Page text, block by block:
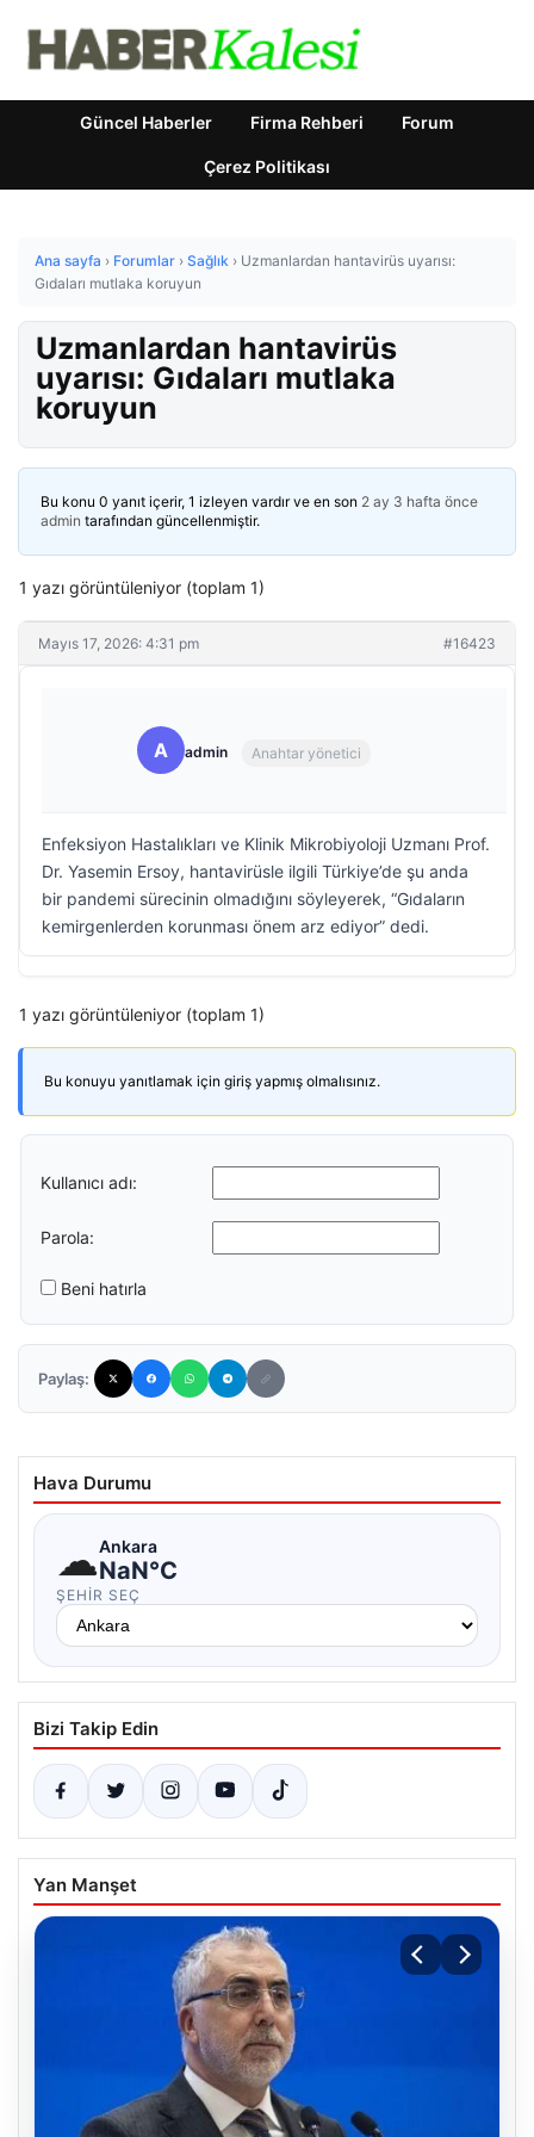
Güncel Haberler Firma Rehberi Forum
Çerez Politikası
Ana sayfa › Forumlar › Sağlık › Uzmanlardan hantavirüs uyarısı:
Gıdaları mutlaka koruyun
Uzmanlardan hantavirüs
uyarısı: Gıdaları mutlaka
koruyun
Bu konu 0 yanıt içerir, 1 izleyen vardır ve en son 2 ay 3 hafta önce
admin tarafından güncellenmiştir.
1 yazı görüntüleniyor (toplam 1)
Mayıs 17, 2026: 4:31 pm #16423
A admin Anahtar yönetici
Enfeksiyon Hastalıkları ve Klinik Mikrobiyoloji Uzmanı Prof.
Dr. Yasemin Ersoy, hantavirüsle ilgili Türkiye’de şu anda
bir pandemi sürecinin olmadığını söyleyerek, “Gıdaların
kemirgenlerden korunması önem arz ediyor” dedi.
1 yazı görüntüleniyor (toplam 1)
Bu konuyu yanıtlamak için giriş yapmış olmalısınız.
Kullanıcı adı:
Parola:
Beni hatırla
Paylaş:
Hava Durumu
☁Ankara
NaN°C
ŞEHIR SEÇ
Bizi Takip Edin
Yan Manşet